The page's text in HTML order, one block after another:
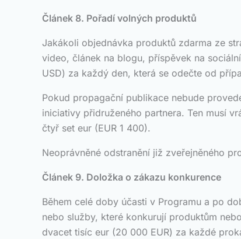
Článek 8. Pořadí volných produktů
Jakákoli objednávka produktů zdarma ze
video, článek na blogu, příspěvek na
USD) za každý den, která se odečte od
Pokud propagační publikace nebude
iniciativy přidruženého partnera. Ten musí
čtyř set eur (EUR 1 400).
Neoprávněné odstranění již zveřejněného
Článek 9. Doložka o zákazu konkurence
Během celé doby účasti v Programu a po
nebo služby, které konkurují produktům
dvacet tisíc eur (20 000 EUR) za každé